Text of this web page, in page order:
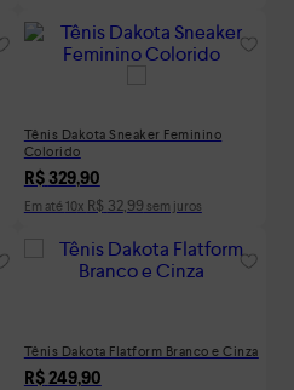
Tênis Dakota Sneaker Feminino
Colorido
R$ 329,90
Em até 10x R$ 32,99 sem juros
Tênis Dakota Flatform Branco e Cinza
R$ 249,90